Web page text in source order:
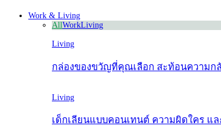
Work & Living
AllWorkLiving
Living
กล่องของขวัญที่คุณเลือก สะท้อนความก
Living
เด็กเลียนแบบคอนเทนต์ ความผิดใคร แ